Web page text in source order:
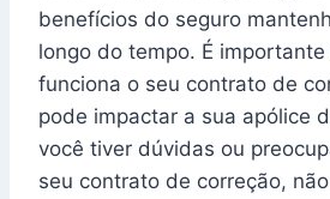
benefícios do seguro
longo do tempo. É
funciona o seu contrato de
pode impactar a sua apólice
você tiver dúvidas ou
seu contrato de correção,